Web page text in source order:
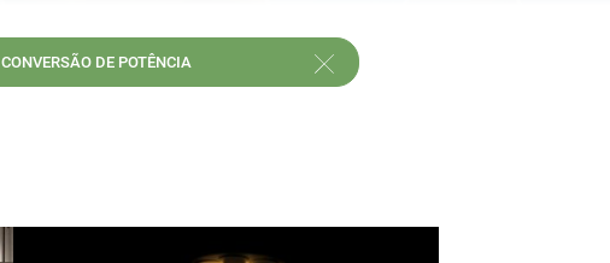
CONVERSÃO DE POTÊNCIA